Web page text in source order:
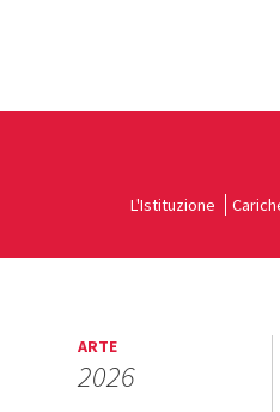
L'Istituzione
ARTE
2026